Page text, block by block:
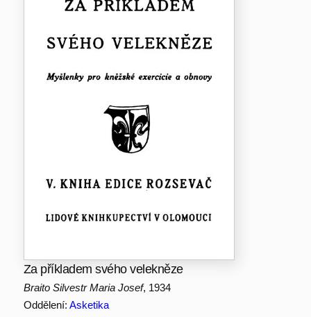
Za příkladem svého velekněze
Braito Silvestr Maria Josef, 1934
Oddělení: Asketika